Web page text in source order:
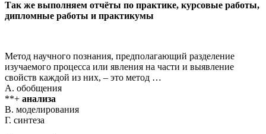
Так же выполняем отчёты по практике, курсовые работы,
дипломные работы и практикумы
Метод научного познания, предполагающий разделение
изучаемого процесса или явления на части и выявление
свойств каждой из них, – это метод …
А. обобщения
**+ анализа
В. моделирования
Г. синтеза